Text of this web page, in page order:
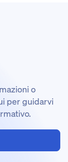
o
per guidarvi